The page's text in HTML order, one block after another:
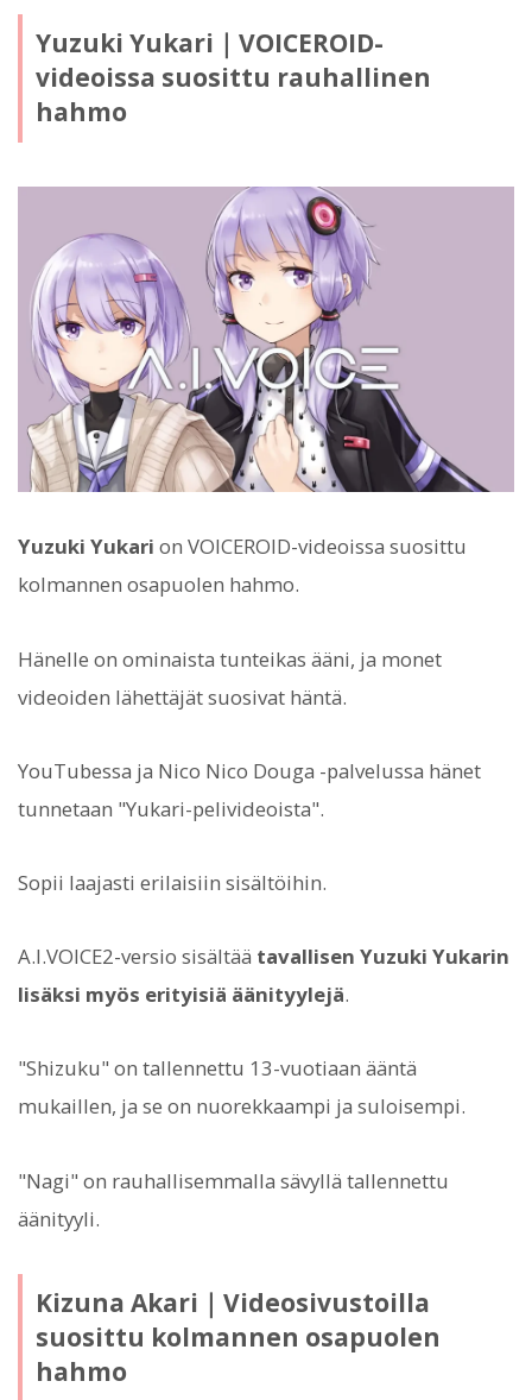
Yuzuki Yukari｜VOICEROID-
videoissa suosittu rauhallinen
hahmo
Yuzuki Yukari on VOICEROID-videoissa suosittu
kolmannen osapuolen hahmo.
Hänelle on ominaista tunteikas ääni, ja monet
videoiden lähettäjät suosivat häntä.
YouTubessa ja Nico Nico Douga -palvelussa hänet
tunnetaan "Yukari-pelivideoista".
Sopii laajasti erilaisiin sisältöihin.
A.I.VOICE2-versio sisältää tavallisen Yuzuki Yukarin
lisäksi myös erityisiä äänityylejä.
"Shizuku" on tallennettu 13-vuotiaan ääntä
mukaillen, ja se on nuorekkaampi ja suloisempi.
"Nagi" on rauhallisemmalla sävyllä tallennettu
äänityyli.
Kizuna Akari｜Videosivustoilla
suosittu kolmannen osapuolen
hahmo